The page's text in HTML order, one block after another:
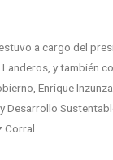
a cargo del
y también
Enrique
Desarrollo
Corral.